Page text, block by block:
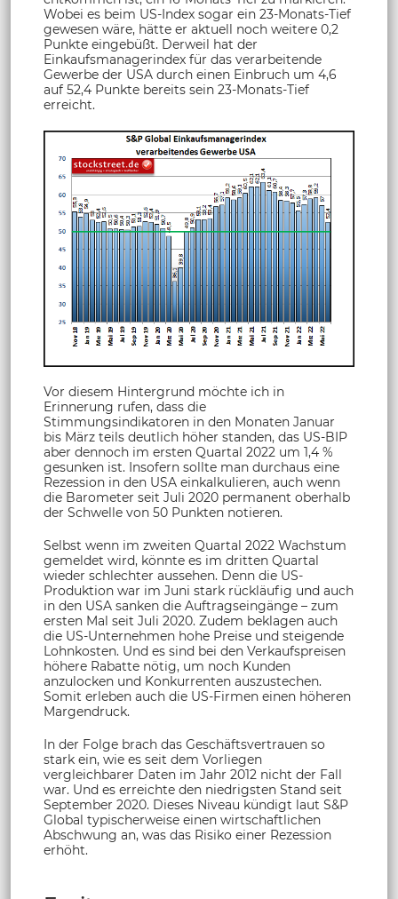
Wobei es beim US-Index sogar ein 23-Monats-Tief
gewesen wäre, hätte er aktuell noch weitere 0,2
Punkte eingebüßt. Derweil hat der
Einkaufsmanagerindex für das verarbeitende
Gewerbe der USA durch einen Einbruch um 4,6
auf 52,4 Punkte bereits sein 23-Monats-Tief
erreicht.
Vor diesem Hintergrund möchte ich in
Erinnerung rufen, dass die
Stimmungsindikatoren in den Monaten Januar
bis März teils deutlich höher standen, das US-BIP
aber dennoch im ersten Quartal 2022 um 1,4 %
gesunken ist. Insofern sollte man durchaus eine
Rezession in den USA einkalkulieren, auch wenn
die Barometer seit Juli 2020 permanent oberhalb
der Schwelle von 50 Punkten notieren.
Selbst wenn im zweiten Quartal 2022 Wachstum
gemeldet wird, könnte es im dritten Quartal
wieder schlechter aussehen. Denn die US-
Produktion war im Juni stark rückläufig und auch
in den USA sanken die Auftragseingänge – zum
ersten Mal seit Juli 2020. Zudem beklagen auch
die US-Unternehmen hohe Preise und steigende
Lohnkosten. Und es sind bei den Verkaufspreisen
höhere Rabatte nötig, um noch Kunden
anzulocken und Konkurrenten auszustechen.
Somit erleben auch die US-Firmen einen höheren
Margendruck.
In der Folge brach das Geschäftsvertrauen so
stark ein, wie es seit dem Vorliegen
vergleichbarer Daten im Jahr 2012 nicht der Fall
war. Und es erreichte den niedrigsten Stand seit
September 2020. Dieses Niveau kündigt laut S&P
Global typischerweise einen wirtschaftlichen
Abschwung an, was das Risiko einer Rezession
erhöht.